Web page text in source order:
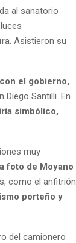
al sanatorio
. Asistieron su
el gobierno,
Santilli. En
simbólico,
muy
foto de Moyano
como el anfitrión
porteño y
del camionero